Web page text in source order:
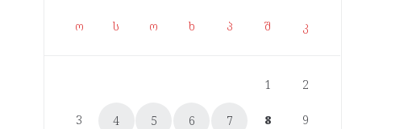
ო ს ო ხ პ შ კ
1 2
3 4 5 6 7 8 9